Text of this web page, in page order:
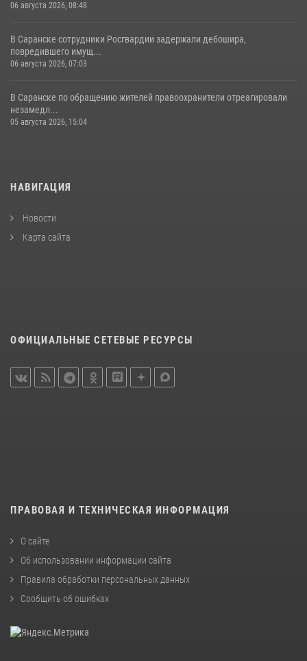
06 августа 2026, 08:48
В Саранске сотрудники Росгвардии задержали дебошира,
повредившего имущ...
06 августа 2026, 07:03
В Саранске по обращению жителей правоохранители отреагировали
незамедл...
05 августа 2026, 15:04
НАВИГАЦИЯ
Новости
Карта сайта
ОФИЦИАЛЬНЫЕ СЕТЕВЫЕ РЕСУРСЫ
ПРАВОВАЯ И ТЕХНИЧЕСКАЯ ИНФОРМАЦИЯ
О сайте
Об использовании информации сайта
Правила обработки персональных данных
Сообщить об ошибках